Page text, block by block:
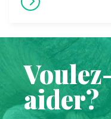
aider?